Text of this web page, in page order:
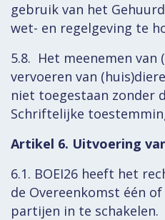
gebruik van het
wet- en regelgeving te
5.8. Het meenemen van
vervoeren van
niet toegestaan zonder
Schriftelijke
Artikel 6. Uitvoering
6.1. BOEI26 heeft het
de Overeenkomst één
partijen in te schakelen.